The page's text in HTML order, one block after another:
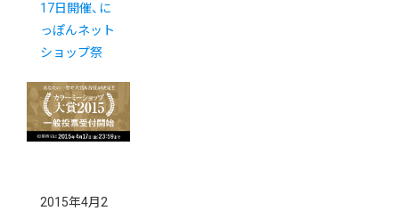
17日開催、に
っぽんネット
ショップ祭
2015年4月2